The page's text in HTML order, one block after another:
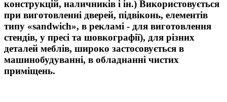
конструкцій, наличників і ін.) Використовується
при виготовленні дверей, підвіконь, елементів
типу «sandwich», в рекламі - для виготовлення
стендів, у пресі та шовкографії), для різних
деталей меблів, широко застосовується в
машинобудуванні, в обладнанні чистих
приміщень.